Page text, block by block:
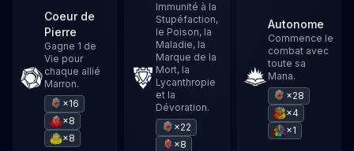
Coeur de
Pierre
Gagne 1 de
Vie pour
chaque allié
Marron.
×16
×8
×8
Immunité à la
Stupéfaction,
le Poison, la
Maladie, la
Marque de la
Mort, la
Lycanthropie
et la
Dévoration.
×22
×8
Autonome
Commence le
combat avec
toute sa
Mana.
×28
×4
×1